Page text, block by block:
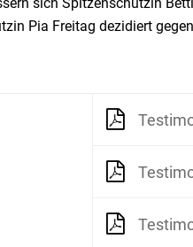
Pia Freitag dezidiert